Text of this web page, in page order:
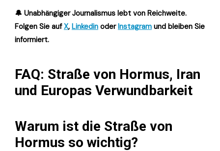
🔔 Unabhängiger Journalismus lebt von Reichweite.
Folgen Sie aufX, Linkedin oderInstagram und bleiben Sie
informiert.
FAQ: Straße von Hormus, Iran
und Europas Verwundbarkeit
Warum ist die Straße von
Hormus so wichtig?